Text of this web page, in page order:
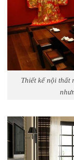
Thiết kế nội thất